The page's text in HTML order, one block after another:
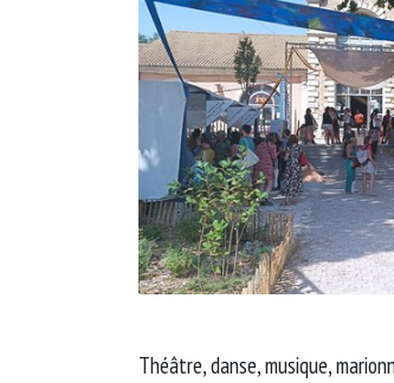
Théâtre, danse, musique,